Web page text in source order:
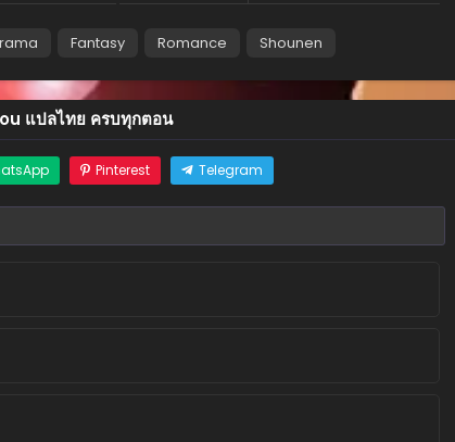
Fantasy Romance Shounen
แปลไทย ครบทุกตอน
Pinterest Telegram